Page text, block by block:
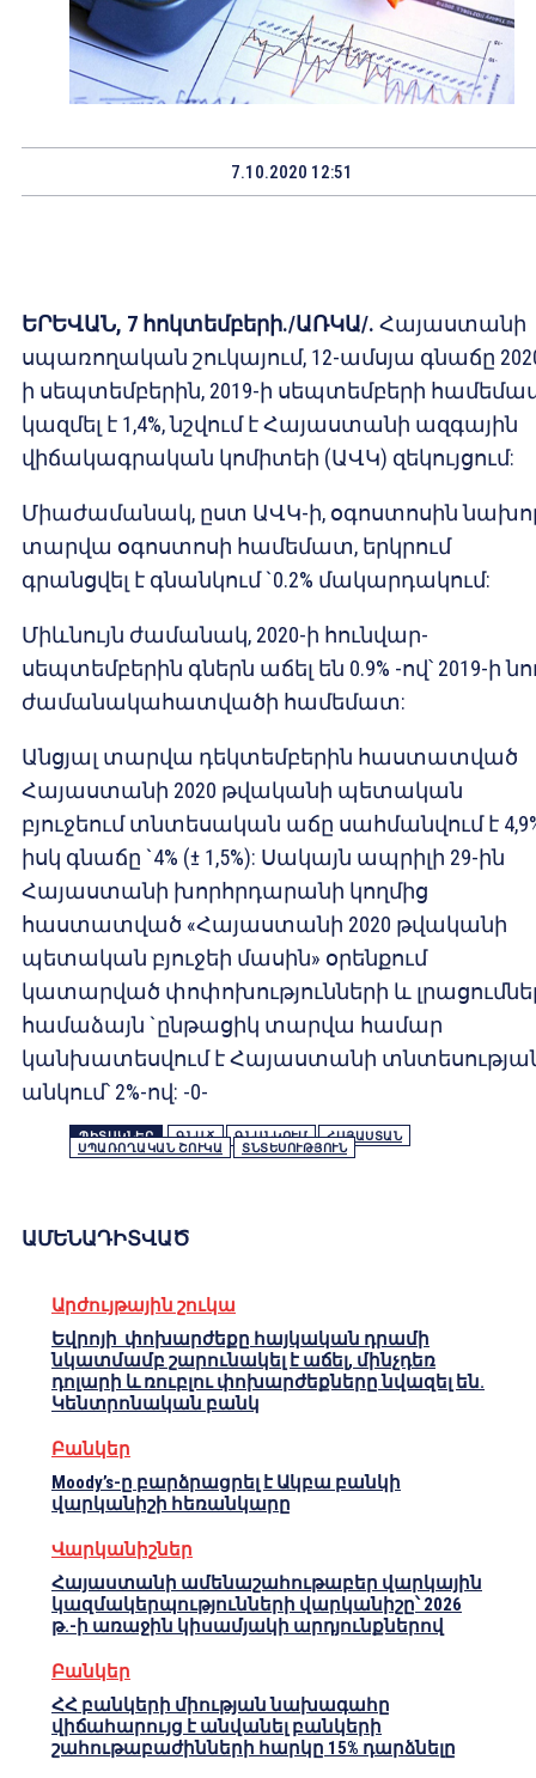
7.10.2020 12:51
ԵՐԵՎԱՆ, 7 հոկտեմբերի./ԱՌԿԱ/. Հայաստանի
սպառողական շուկայում, 12-ամսյա գնաճը
ի սեպտեմբերին, 2019-ի սեպտեմբերի
կազմել է 1,4%, նշվում է Հայաստանի ազգային
վիճակագրական կոմիտեի (ԱՎԿ) զեկույցում:
Միաժամանակ, ըստ ԱՎԿ-ի, օգոստոսին
տարվա օգոստոսի համեմատ, երկրում
գրանցվել է գնանկում `0.2% մակարդակում:
Միևնույն ժամանակ, 2020-ի հունվար-
սեպտեմբերին գներն աճել են 0.9% -ով՝ 2019-ի
ժամանակահատվածի համեմատ:
Անցյալ տարվա դեկտեմբերին հաստատված
Հայաստանի 2020 թվականի պետական ​​
բյուջեում տնտեսական աճը սահմանվում է
իսկ գնաճը `4% (± 1,5%): Սակայն ապրիլի 29-ին
Հայաստանի խորհրդարանի կողմից
հաստատված «Հայաստանի 2020 թվականի
պետական ​​բյուջեի մասին» օրենքում
կատարված փոփոխությունների և
համաձայն `ընթացիկ տարվա համար
կանխատեսվում է Հայաստանի
անկում՝ 2%-ով: -0-
ՊԻՏԱԿՆԵՐ ԳՆԱՃ ԳՆԱՆԿՈՒՄ
ՀԱՅԱՍՏԱՆ
ՍՊԱՌՈՂԱԿԱՆ ՇՈՒԿԱ
ՏՆՏԵՍՈՒԹՅՈՒՆ
ԱՄԵՆԱԴԻՏՎԱԾ
Արժույթային շուկա
Եվրոյի փոխարժեքը հայկական դրամի
նկատմամբ շարունակել է աճել, մինչդեռ
դոլարի և ռուբլու փոխարժեքները նվազել են.
Կենտրոնական բանկ
Բանկեր
Moody’s-ը բարձրացրել է Ակբա բանկի
վարկանիշի հեռանկարը
Վարկանիշներ
Հայաստանի ամենաշահութաբեր վարկային
կազմակերպությունների վարկանիշը՝ 2026
թ.-ի առաջին կիսամյակի արդյունքներով
Բանկեր
ՀՀ բանկերի միության նախագահը
վիճահարույց է անվանել բանկերի
շահութաբաժինների հարկը 15% դարձնելը